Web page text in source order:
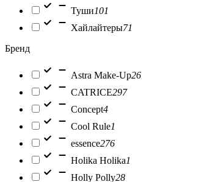
Туши101
Хайлайтеры71
Бренд
Astra Make-Up26
CATRICE297
Concept4
Cool Rule1
essence276
Holika Holika1
Holly Polly28